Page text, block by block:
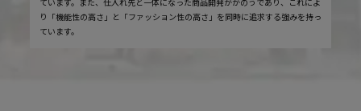
り「機能性の高さ」と「ファッション性の高さ」を同時に追求する強みを持っ
ています。